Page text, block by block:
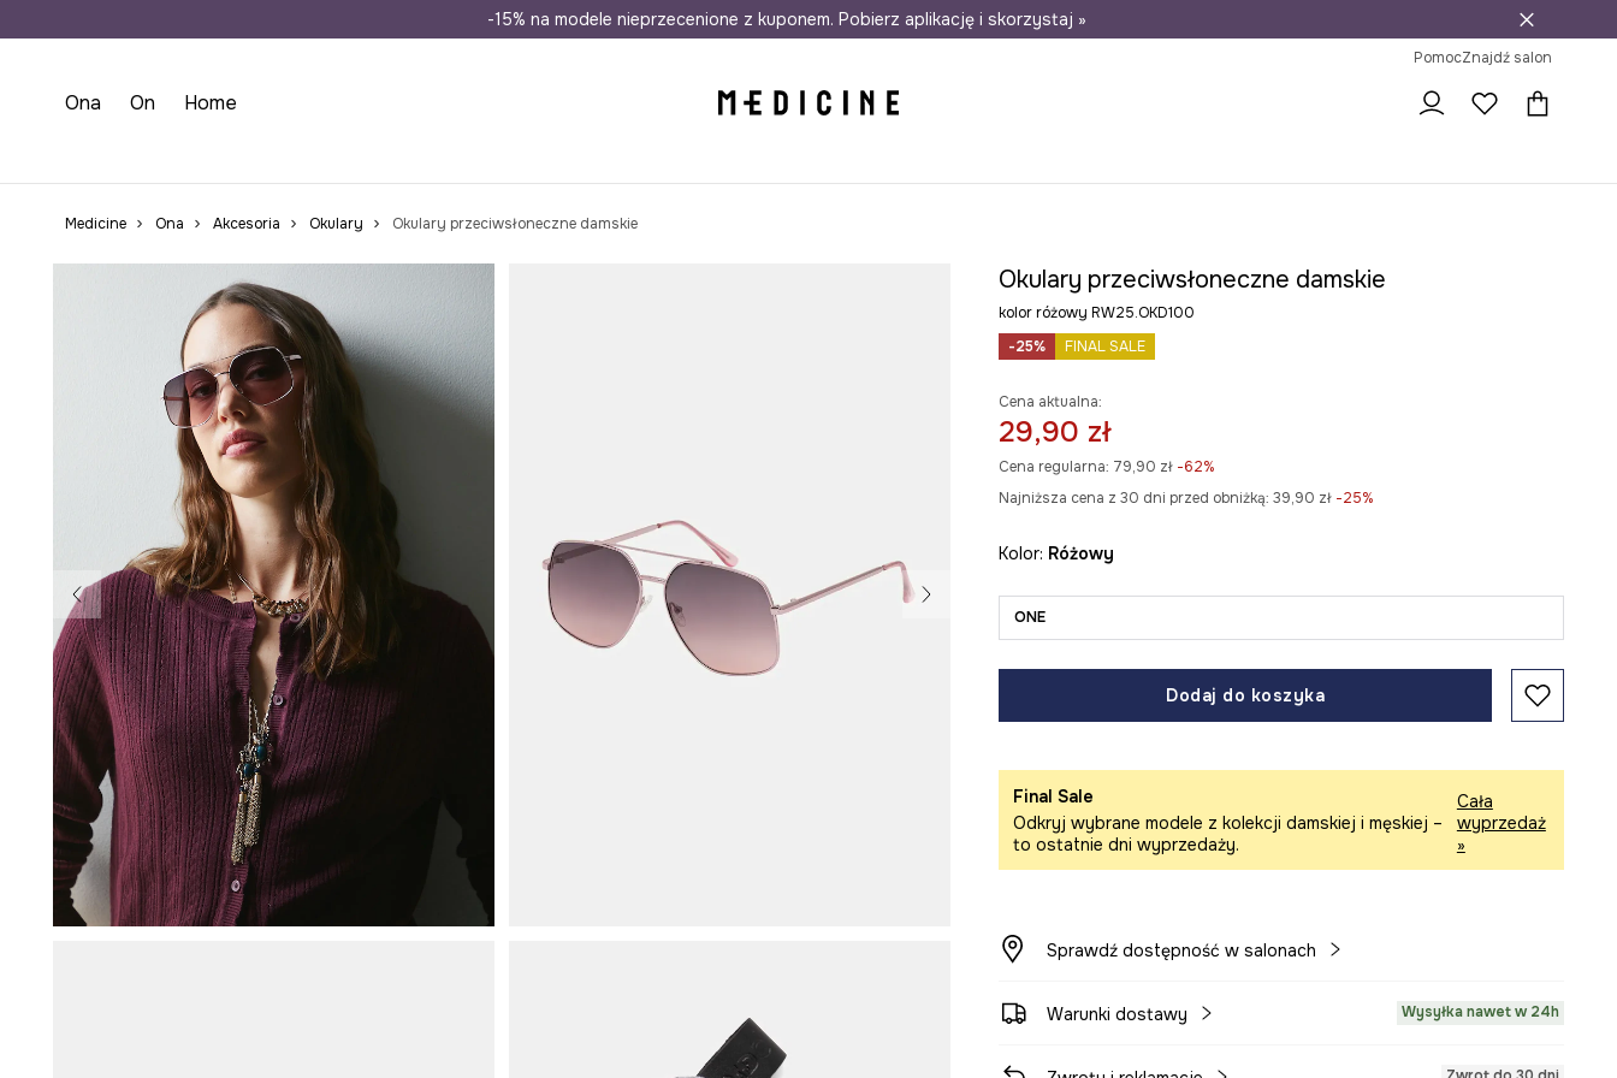
Wysyłka nawet w 24h Darmowa dostawa do salonów 30 dni na zwrot
-15% na modele nieprzecenione z kuponem. Pobierz aplikację i skorzystaj »
PomocZnajdź salon
Ona On Home
Medicine Ona Akcesoria Okulary Okulary przeciwsłoneczne damskie
Okulary przeciwsłoneczne damskie
kolor różowy RW25.OKD100
-25%
FINAL SALE
Cena aktualna:
29,90 zł
Cena regularna: 79,90 zł-62%
Najniższa cena z 30 dni przed obniżką: 39,90 zł -25%
Kolor: różowy
ONE
Dodaj do koszyka
Final Sale
Odkryj wybrane modele z kolekcji damskiej i męskiej –
to ostatnie dni wyprzedaży.
Cała
wyprzedaż
»
Sprawdź dostępność w salonach
Warunki dostawy Wysyłka nawet w 24h